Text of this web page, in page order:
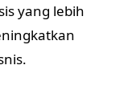
yang lebih